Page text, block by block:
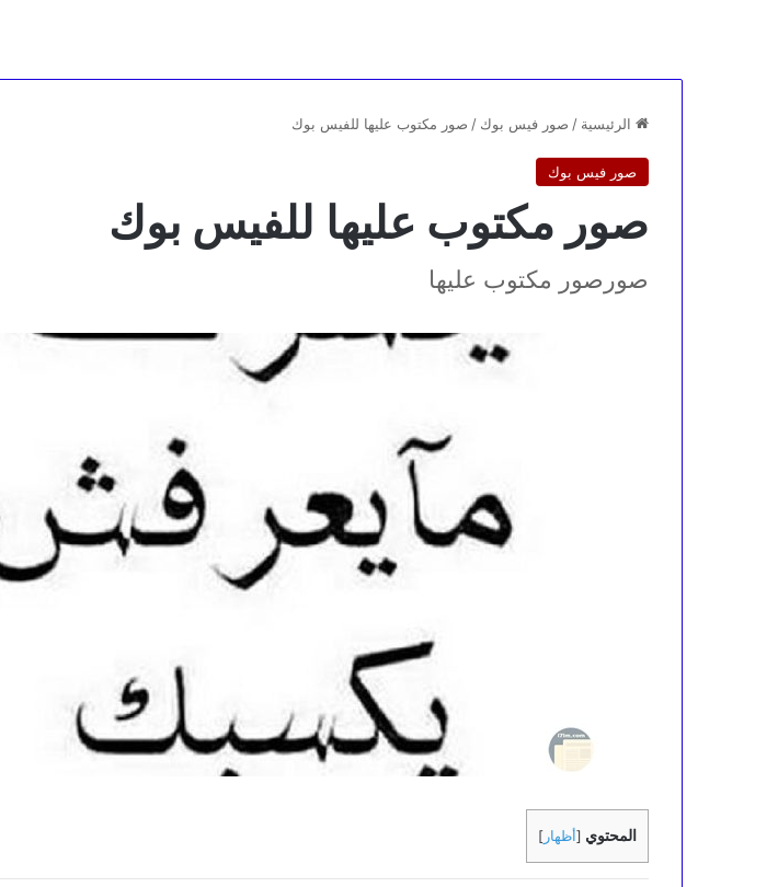
الرئيسية / صور فيس بوك / صور مكتوب عليها للفيس بوك
صور فيس بوك
صور مكتوب عليها للفيس بوك
صورصور مكتوب عليها
المحتوي [أظهار ]